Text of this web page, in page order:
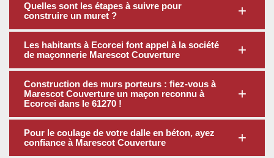
Quelles sont les étapes à suivre pour
construire un muret ?
Les habitants à Ecorcei font appel à la société
de maçonnerie Marescot Couverture
Construction des murs porteurs : fiez-vous à
Marescot Couverture un maçon reconnu à
Ecorcei dans le 61270 !
Pour le coulage de votre dalle en béton, ayez
confiance à Marescot Couverture